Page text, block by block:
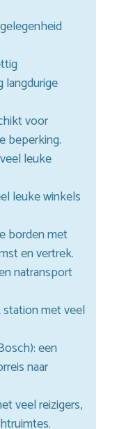
voor
beperking.
leuke
leuke winkels
borden met
en vertrek.
natransport
station met veel
een
naar
veel reizigers,